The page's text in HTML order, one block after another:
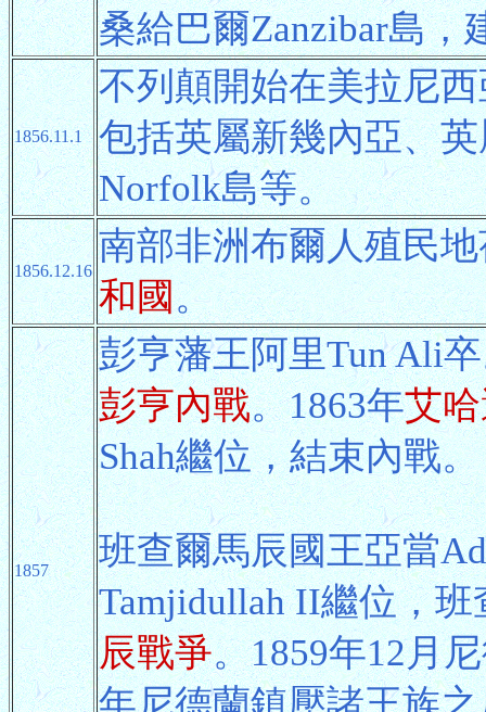
桑給巴爾Zanzibar島，
1856.11.1
不列顛開始在美拉尼
包括英屬新幾內亞、
Norfolk島等。
1856.12.16
南部非洲布爾人殖民
和國。
1857
彭亨藩王阿里Tun Ali
彭亨內戰。1863年艾
Shah繼位，結束內戰。
班查爾馬辰國王亞當
Tamjidullah II繼位，
辰戰爭。1859年12月